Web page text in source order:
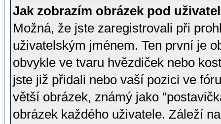
Jak zobrazím obrázek pod
Možná, že jste zaregistrovali při
uživatelským jménem. Ten první je
obvykle ve tvaru hvězdiček nebo
jste již přidali nebo vaší pozici ve
větší obrázek, známý jako
obrázek každého uživatele. Záleží